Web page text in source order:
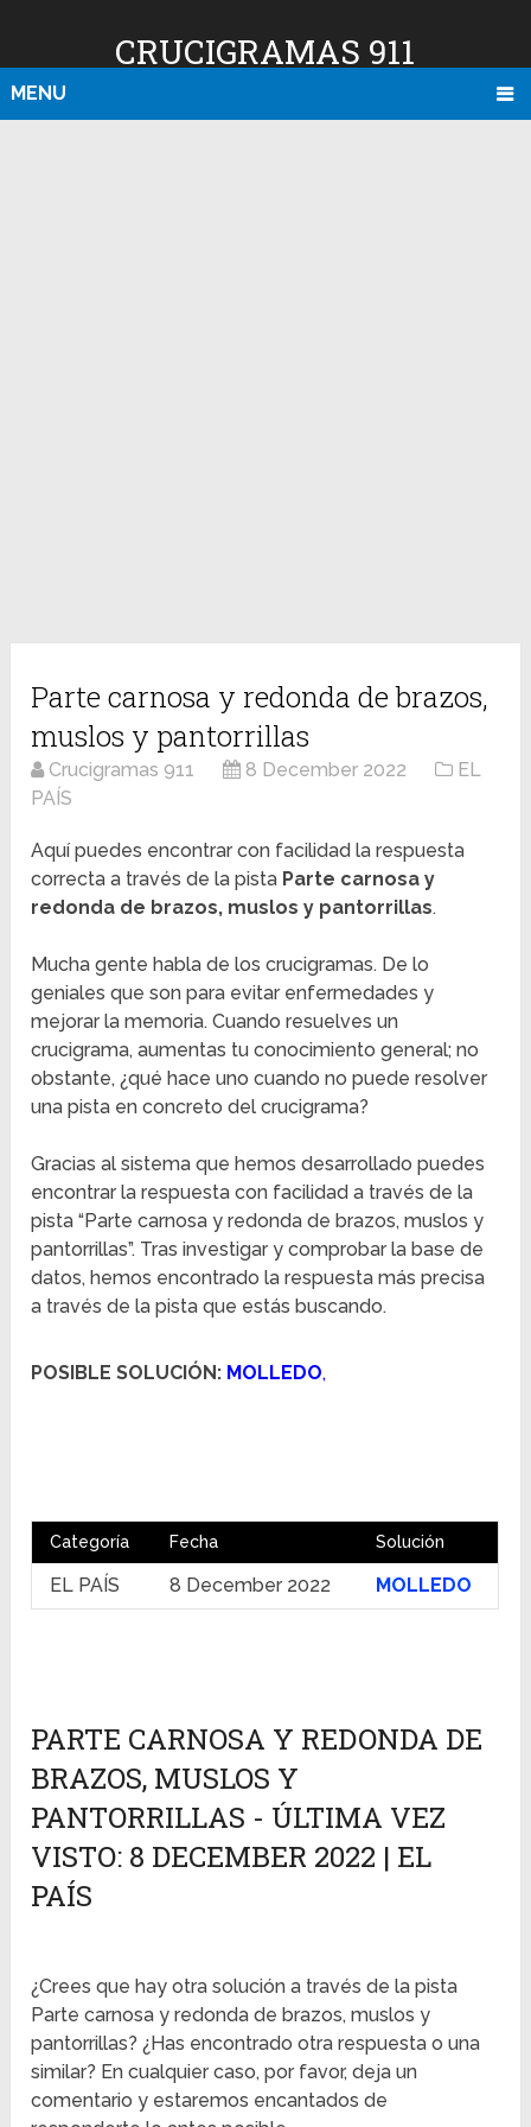
CRUCIGRAMAS 911
MENU
Parte carnosa y redonda de brazos,
muslos y pantorrillas
Crucigramas 911 8 December 2022
EL
PAÍS
Aquí puedes encontrar con facilidad la respuesta
correcta a través de la pista Parte carnosa y
redonda de brazos, muslos y pantorrillas.
Mucha gente habla de los crucigramas. De lo
geniales que son para evitar enfermedades y
mejorar la memoria. Cuando resuelves un
crucigrama, aumentas tu conocimiento general; no
obstante, ¿qué hace uno cuando no puede resolver
una pista en concreto del crucigrama?
Gracias al sistema que hemos desarrollado puedes
encontrar la respuesta con facilidad a través de la
pista “Parte carnosa y redonda de brazos, muslos y
pantorrillas”. Tras investigar y comprobar la base de
datos, hemos encontrado la respuesta más precisa
a través de la pista que estás buscando.
POSIBLE SOLUCIÓN: MOLLEDO,
Categoría Fecha Solución
EL PAÍS 8 December 2022 MOLLEDO
PARTE CARNOSA Y REDONDA DE
BRAZOS, MUSLOS Y
PANTORRILLAS - ÚLTIMA VEZ
VISTO: 8 DECEMBER 2022 | EL
PAÍS
¿Crees que hay otra solución a través de la pista
Parte carnosa y redonda de brazos, muslos y
pantorrillas? ¿Has encontrado otra respuesta o una
similar? En cualquier caso, por favor, deja un
comentario y estaremos encantados de